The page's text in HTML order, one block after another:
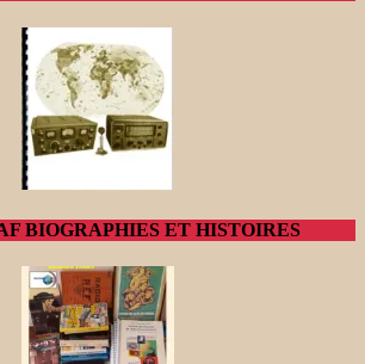
BIOGRAPHIES ET HISTOIRES